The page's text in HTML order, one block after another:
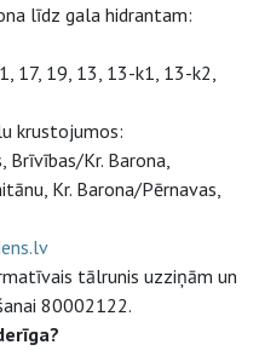
līdz gala hidrantam:
17, 19, 13, 13-k1, 13-k2,
krustojumos:
Kr. Barona,
Kr. Barona/Pērnavas,
tālrunis uzziņām un
80002122.